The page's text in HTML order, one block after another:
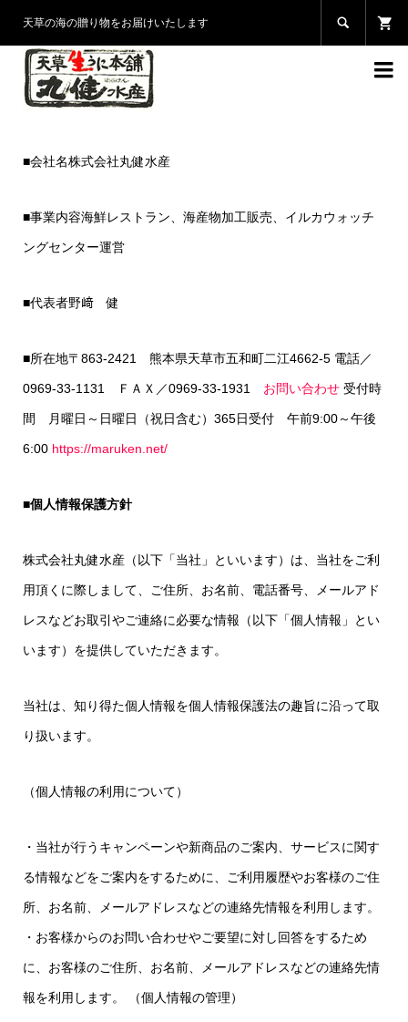
天草の海の贈り物をお届けいたします 

■会社名株式会社丸健水産
■事業内容海鮮レストラン、海産物加工販売、イルカウォッチ
ングセンター運営
■代表者野﨑 健
■所在地〒863-2421 熊本県天草市五和町二江4662-5電話／
0969-33-1131 ＦＡＸ／0969-33-1931 お問い合わせ受付時
間 月曜日～日曜日（祝日含む）365日受付 午前9:00～午後
6:00 https://maruken.net/
■個人情報保護方針
株式会社丸健水産（以下「当社」といいます）は、当社をご利
用頂くに際しまして、ご住所、お名前、電話番号、メールアド
レスなどお取引やご連絡に必要な情報（以下「個人情報」とい
います）を提供していただきます。
当社は、知り得た個人情報を個人情報保護法の趣旨に沿って取
り扱います。
（個人情報の利用について）
・当社が行うキャンペーンや新商品のご案内、サービスに関す
る情報などをご案内をするために、ご利用履歴やお客様のご住
所、お名前、メールアドレスなどの連絡先情報を利用します。
・お客様からのお問い合わせやご要望に対し回答をするため
に、お客様のご住所、お名前、メールアドレスなどの連絡先情
報を利用します。 （個人情報の管理）